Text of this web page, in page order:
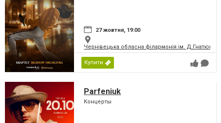
27 жовтня, 19:00
Чернівецька обласна філармонія ім. Д.Гнатюка
Купити
Parfeniuk
Концерты